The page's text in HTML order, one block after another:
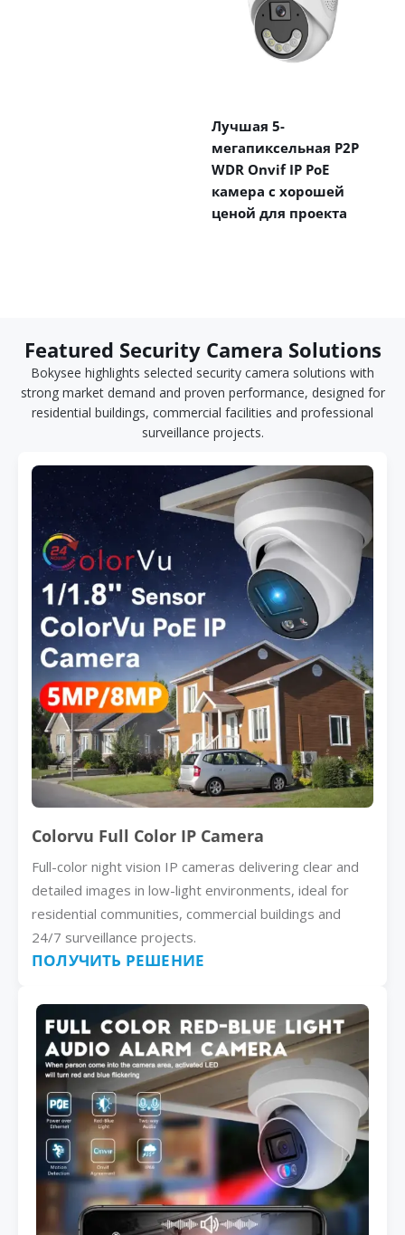
Лучшая 5-
мегапиксельная P2P
WDR Onvif IP PoE
камера с хорошей
ценой для проекта
Featured Security Camera Solutions
Bokysee highlights selected security camera solutions with
strong market demand and proven performance, designed for
residential buildings, commercial facilities and professional
surveillance projects.
Colorvu Full Color IP Camera
Full-color night vision IP cameras delivering clear and
detailed images in low-light environments, ideal for
residential communities, commercial buildings and
24/7 surveillance projects.
ПОЛУЧИТЬ РЕШЕНИЕ